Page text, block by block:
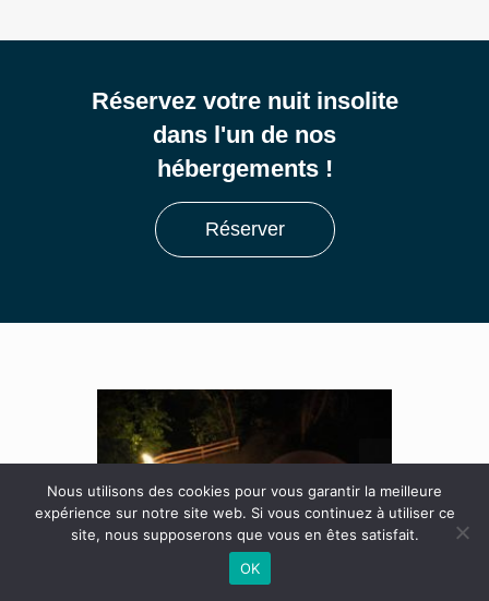
Réservez votre nuit insolite
dans l'un de nos
hébergements !
Réserver
Nous utilisons des cookies pour vous garantir la meilleure
expérience sur notre site web. Si vous continuez à utiliser ce
site, nous supposerons que vous en êtes satisfait.
OK